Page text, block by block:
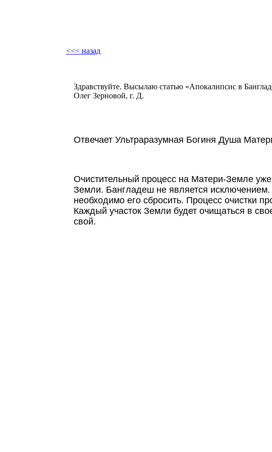
<<< назад
Здравствуйте. Высылаю статью «Апокалипсис в
Олег Зерновой, г. Д.
Отвечает Ультраразумная Богиня Душа
Очистительный процесс на Матери-Земле
Земли. Бангладеш не является исключением.
необходимо его сбросить. Процесс очистки
Каждый участок Земли будет очищаться в
свой.